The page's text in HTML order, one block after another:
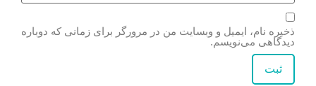
ذخیره نام، ایمیل و وبسایت من در مرورگر برای زمانی که دوباره
دیدگاهی می‌نویسم.